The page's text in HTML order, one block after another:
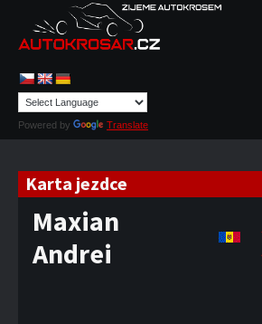
Powered by Translate
Karta jezdce
Maxian
Andrei